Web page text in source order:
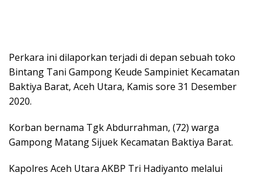
Perkara ini dilaporkan terjadi di depan sebuah toko
Bintang Tani Gampong Keude Sampiniet Kecamatan
Baktiya Barat, Aceh Utara, Kamis sore 31 Desember
2020.
Korban bernama Tgk Abdurrahman, (72) warga
Gampong Matang Sijuek Kecamatan Baktiya Barat.
Kapolres Aceh Utara AKBP Tri Hadiyanto melalui